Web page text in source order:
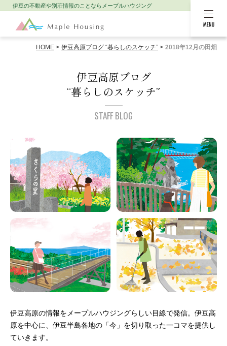
MENU
伊豆の不動産や別荘情報のことなら メープルハウジング
HOME 伊豆高原ブログ “暮らしのスケッチ” 2018年12月の田畑
伊豆高原ブログ
“暮らしのスケッチ”
STAFF BLOG
伊豆高原の情報をメープルハウジングらしい目線で発信。 伊豆高
原を中心に、伊豆半島各地の「今」を切り取った一コマを提供し
ていきます。